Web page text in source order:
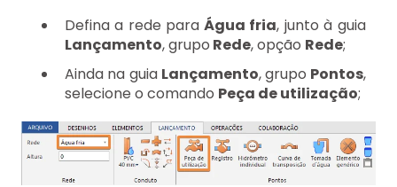
Defina a rede para Água fria, junto à guia
Lançamento, grupo Rede, opção Rede;
Ainda na guia Lançamento, grupo Pontos,
selecione o comando Peça de utilização;